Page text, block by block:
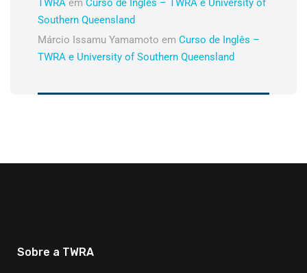
TWRA em Curso de Inglês – TWRA e University of
Southern Queensland
Márcio Issamu Yamamoto em Curso de Inglês –
TWRA e University of Southern Queensland
Sobre a TWRA